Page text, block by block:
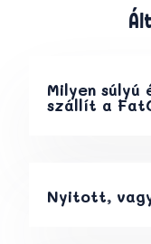
Milyen súlyú
szállít a
Nyitott,